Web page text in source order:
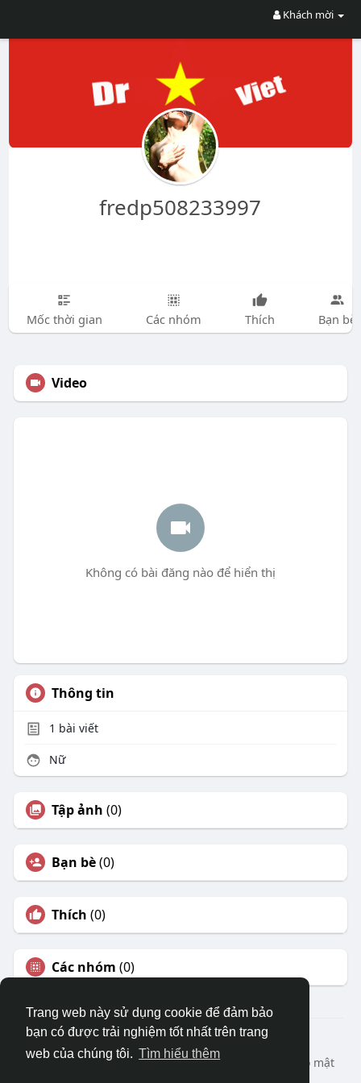
Trang web này sử dụng cookie để đảm bảo
bạn có được trải nghiệm tốt nhất trên trang
web của chúng tôi. Tìm hiểu thêm
Khách mời
fredp508233997
Mốc thời gian Các nhóm Thích Bạn bè
Video
Không có bài đăng nào để hiển thị
Thông tin
1 bài viết
Nữ
Tập ảnh (0)
Bạn bè(0)
Thích (0)
Các nhóm (0)
© 2026 DRVIET.COM
Nhà
Bao Quát Liên hệ chúng tôi
Chính sách bảo mật